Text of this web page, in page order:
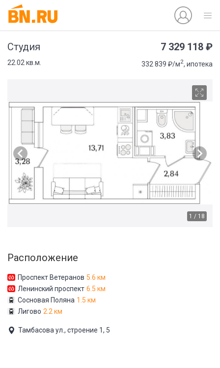
Студия 7 329 118 ₽
22.02 кв.м. 332 839 ₽/м2, ипотека
1 / 18
Расположение
Проспект Ветеранов 5.6 км
Ленинский проспект 6.5 км
Сосновая Поляна 1.5 км
Лигово 2.2 км
Тамбасова ул., строение 1, 5